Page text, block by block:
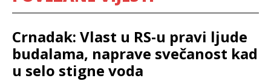
Crnadak: Vlast u RS-u pravi ljude
budalama, naprave svečanost kad
u selo stigne voda